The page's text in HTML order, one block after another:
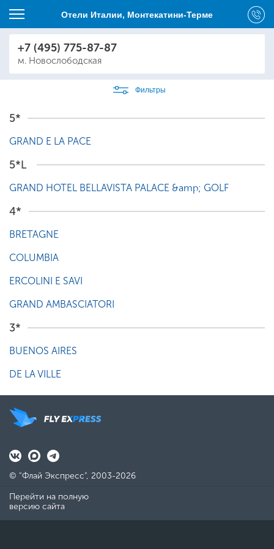
Отели Италии, Монтекатини-Терме
+7 (495) 775-87-87
м. Новослободская
Фильтры
5*
GRAND E LA PACE
5*L
GRAND HOTEL BELLAVISTA PALACE &amp; GOLF
4*
BRETAGNE
COLUMBIA
ERCOLINI E SAVI
GRAND AMBASCIATORI
3*
BUENOS AIRES
DE LA VILLE
© "Флай Экспресс", 2003-2026
Перейти на полную
версию сайта